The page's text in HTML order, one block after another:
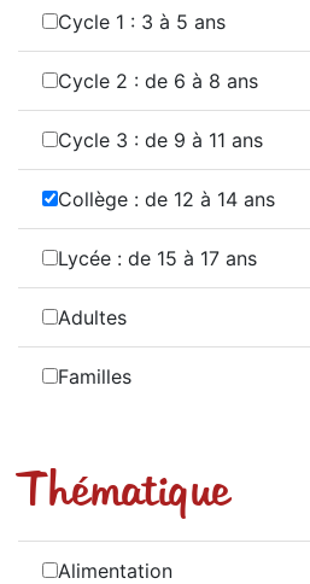
Cycle 1 : 3 à 5 ans
Cycle 2 : de 6 à 8 ans
Cycle 3 : de 9 à 11 ans
Collège : de 12 à 14 ans
Lycée : de 15 à 17 ans
Adultes
Familles
Thématique
Alimentation